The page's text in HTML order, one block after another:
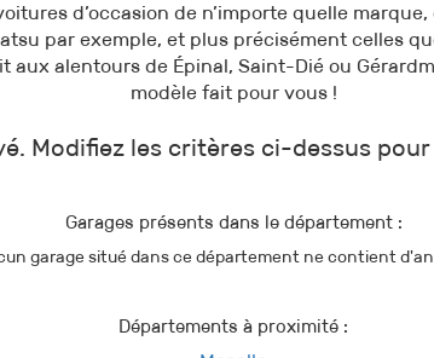
d’occasion de n’importe quelle
par exemple, et plus précisément celles
aux alentours de Épinal, Saint-Dié ou
modèle fait pour vous !
Modifiez les critères ci-dessus
Garages présents dans le département :
garage situé dans ce département ne contient
Départements à proximité :